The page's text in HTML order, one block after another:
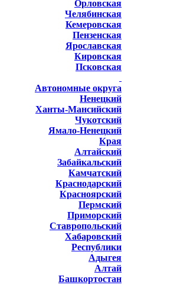
Орловская
Челябинская
Кемеровская
Пензенская
Ярославская
Кировская
Псковская
Автономные округа
Ненецкий
Ханты-Мансийский
Чукотский
Ямало-Ненецкий
Края
Алтайский
Забайкальский
Камчатский
Краснодарский
Красноярский
Пермский
Приморский
Ставропольский
Хабаровский
Республики
Адыгея
Алтай
Башкортостан